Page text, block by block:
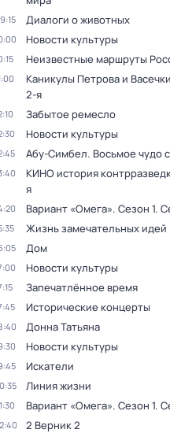
Диалоги о животных
Новости культуры
Неизвестные маршруты
Каникулы Петрова и
2-я
Забытое ремесло
Новости культуры
Абу-Симбел. Восьмое чудо
КИНО история
я
Вариант «Омега». Сезон 1.
Жизнь замечательных идей
Дом
Новости культуры
Запечатлённое время
Исторические концерты
Донна Татьяна
Новости культуры
Искатели
Линия жизни
Вариант «Омега». Сезон 1.
2 Верник 2